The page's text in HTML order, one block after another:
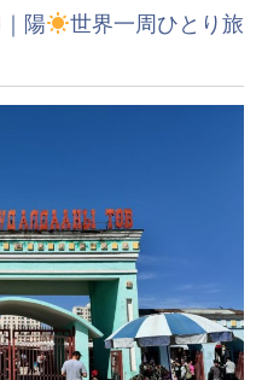
｜陽 世界一周ひとり旅